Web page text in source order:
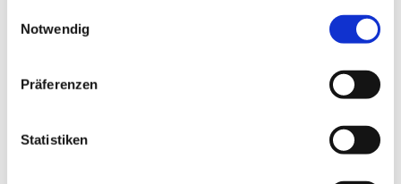
Notwendig
Präferenzen
Statistiken
vorbeikommen!
Seite desFördervereins